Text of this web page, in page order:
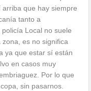
que hay siempre
tanto a
Local no suele
es no significa
ya que estar sí están
en casos muy
Por lo que
sin pasarnos.